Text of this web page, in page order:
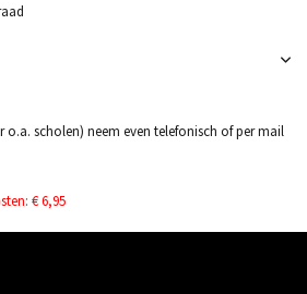
scholen) neem even telefonisch of per mail
€ 6,95